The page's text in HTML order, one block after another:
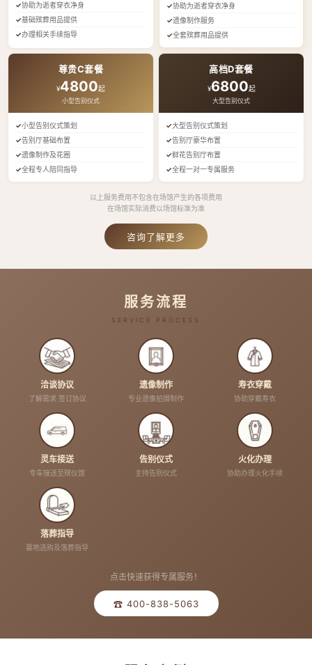
协助为逝者穿衣净身
基础殡葬用品提供
办理相关手续指导
协助为逝者穿衣净身
遗像制作服务
全套殡葬用品提供
尊贵C套餐
¥4800起
小型告别仪式
小型告别仪式策划
告别厅基础布置
遗像制作及花圈
全程专人陪同指导
高档D套餐
¥6800起
大型告别仪式
大型告别仪式策划
告别厅豪华布置
鲜花告别厅布置
全程一对一专属服务
以上服务费用不包含在场馆产生的各项费用
在场馆实际消费以场馆标准为准
咨询了解更多
服务流程
SERVICE PROCESS
洽谈协议
了解需求 签订协议
遗像制作
专业遗像拍摄制作
寿衣穿戴
协助穿戴寿衣
灵车接送
专车接送至殡仪馆
告别仪式
主持告别仪式
火化办理
协助办理火化手续
落葬指导
墓地选购及落葬指导
点击快速获得专属服务！
☎ 400-838-5063